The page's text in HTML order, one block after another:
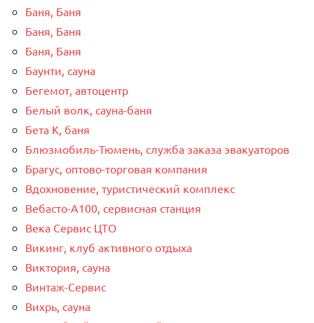
Баня, Баня
Баня, Баня
Баня, Баня
Баунти, сауна
Бегемот, автоцентр
Белый волк, сауна-баня
Бета К, баня
Блюзмобиль-Тюмень, служба заказа эвакуаторов
Брагус, оптово-торговая компания
Вдохновение, туристический комплекс
Вебасто-А100, сервисная станция
Века Сервис ЦТО
Викинг, клуб активного отдыха
Виктория, сауна
Винтаж-Сервис
Вихрь, сауна